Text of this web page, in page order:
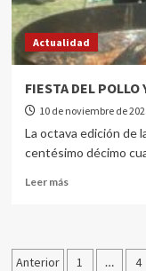
Actualidad
FIESTA DEL POLLO
10 de noviembre de
La octava edición de
centésimo décimo
Leer más
Anterior 1 … 4